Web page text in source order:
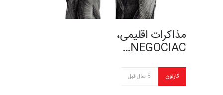
مذاکرات اقلیمی،
NEGOCIAC…
کارتون 5 سال قبل